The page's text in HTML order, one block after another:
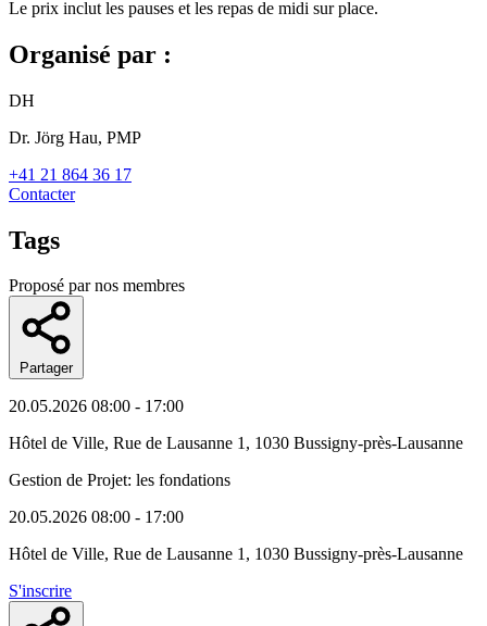
Le prix inclut les pauses et les repas de midi sur place.
Organisé par :
DH
Dr. Jörg Hau, PMP
+41 21 864 36 17
Contacter
Tags
Proposé par nos membres
Partager
20.05.2026 08:00 - 17:00
Hôtel de Ville, Rue de Lausanne 1, 1030 Bussigny-près-Lausanne
Gestion de Projet: les fondations
20.05.2026 08:00 - 17:00
Hôtel de Ville, Rue de Lausanne 1, 1030 Bussigny-près-Lausanne
S'inscrire